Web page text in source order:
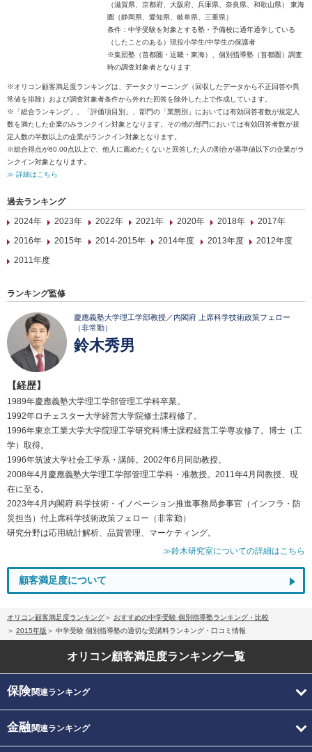
（滋賀県、京都府、大阪府、兵庫県、奈良県、和歌山県） 東海
圏（静岡県、愛知県、岐阜県、三重県）
条件：中学受験を対象とする塾・予備校に通年通学している
（したことのある）現役小学生/中学生の保護者
※集団塾（首都圏・近畿・東海）、個別指導塾（首都圏）調査
時の調査対象者となります
※オリコン顧客満足度ランキングは、データクリーニング（回収したデータから不正回答や異
常値を排除）および調査対象者条件から外れた回答を除外した上で作成しています。
※「総合ランキング」、「評価項目別」、部門の「業態別」においては有効回答者数が規定人
数を満たした企業のみランクイン対象となります。その他の部門においては有効回答者数が規
定人数の半数以上の企業がランクイン対象となります。
※総合得点が60.00点以上で、他人に薦めたくないと回答した人の割合が基準値以下の企業がラ
ンクイン対象となります。
≫ 詳細はこちら
過去ランキング
2024年
2023年 2022年 2021年 2020年 2018年
2017年
2016年
2015年 2014-2015年 2014年度 2013年度
2012年度
2011年度
ランキング監修
慶應義塾大学理工学部教授／内閣府 上席科学技術政策フェロー
（非常勤）
鈴木秀男
【経歴】
1989年慶應義塾大学理工学部管理工学科卒業。
1992年ロチェスター大学経営大学院修士課程修了。
1996年東京工業大学大学院理工学研究科博士課程経営工学専攻修了。博士（工
学）取得。
1996年筑波大学社会工学系・講師。2002年6月同助教授。
2008年4月慶應義塾大学理工学部管理工学科・准教授。2011年4月同教授、現
在に至る。
2023年4月内閣府 科学技術・イノベーション推進事務局参事官（インフラ・防
災担当）付上席科学技術政策フェロー（非常勤）
研究分野は応用統計解析、品質管理、マーケティング。
≫鈴木研究室についての詳細はこちら
顧客満足度について
オリコン顧客満足度ランキング
おすすめの中学受験 個別指導塾ランキング・比較
2015年版
中学受験 個別指導塾の適切な受講料ランキング・口コミ情報
オリコン顧客満足度ランキング一覧
保険関連ランキング
金融関連ランキング